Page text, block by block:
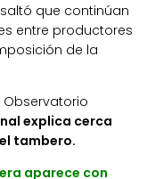
que continúan
entre productores
de la
Observatorio
explica cerca
tambero.
aparece con